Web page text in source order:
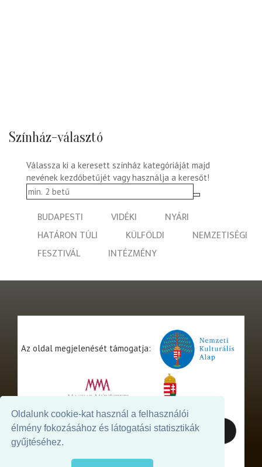
Oldalunk cookie-kat használ a felhasználói
élmény fokozásához és látogatási statisztikák
gyűjtéséhez.
Színház-választó
Válassza ki a keresett színház kategóriáját majd
nevének kezdőbetűjét vagy használja a keresőt!
BUDAPESTI VIDÉKI
NYÁRI
HATÁRON TÚLI
KÜLFÖLDI
NEMZETISÉGI
FESZTIVÁL
INTÉZMÉNY
Az oldal megjelenését támogatja: